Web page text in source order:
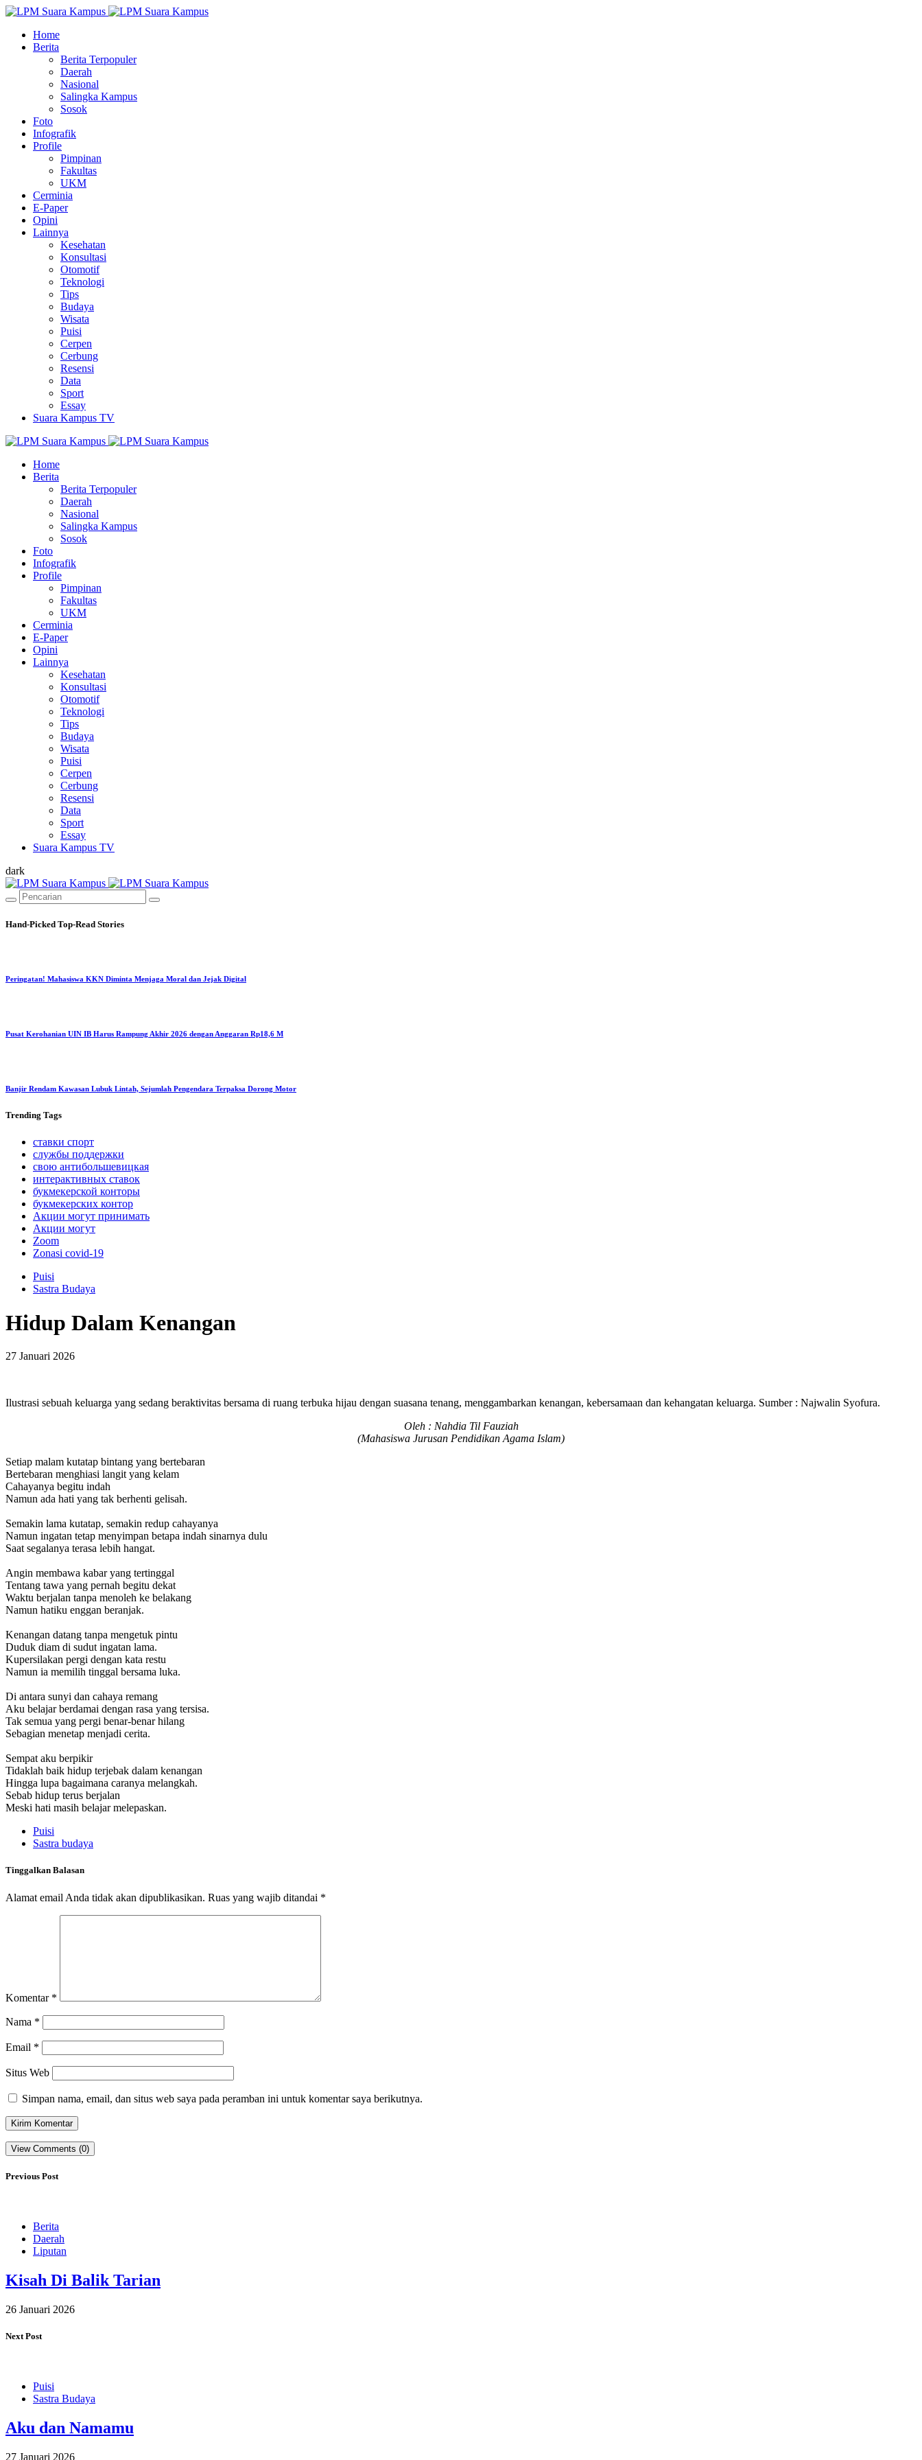
Home
Berita
Berita Terpopuler
Daerah
Nasional
Salingka Kampus
Sosok
Foto
Infografik
Profile
Pimpinan
Fakultas
UKM
Cerminia
E-Paper
Opini
Lainnya
Kesehatan
Konsultasi
Otomotif
Teknologi
Tips
Budaya
Wisata
Puisi
Cerpen
Cerbung
Resensi
Data
Sport
Essay
Suara Kampus TV
Home
Berita
Berita Terpopuler
Daerah
Nasional
Salingka Kampus
Sosok
Foto
Infografik
Profile
Pimpinan
Fakultas
UKM
Cerminia
E-Paper
Opini
Lainnya
Kesehatan
Konsultasi
Otomotif
Teknologi
Tips
Budaya
Wisata
Puisi
Cerpen
Cerbung
Resensi
Data
Sport
Essay
Suara Kampus TV
dark
Hand-Picked Top-Read Stories
Peringatan! Mahasiswa KKN Diminta Menjaga Moral dan Jejak Digital
Pusat Kerohanian UIN IB Harus Rampung Akhir 2026 dengan Anggaran Rp18,6 M
Banjir Rendam Kawasan Lubuk Lintah, Sejumlah Pengendara Terpaksa Dorong Motor
Trending Tags
ставки спорт
службы поддержки
свою антибольшевицкая
интерактивных ставок
букмекерской конторы
букмекерских контор
Акции могут принимать
Акции могут
Zoom
Zonasi covid-19
Puisi
Sastra Budaya
Hidup Dalam Kenangan
27 Januari 2026
Ilustrasi sebuah keluarga yang sedang beraktivitas bersama di ruang terbuka hijau dengan suasana tenang, menggambarkan kenangan, kebersamaan dan kehangatan keluarga. Sumber : Najwalin Syofura.
Oleh : Nahdia Til Fauziah
(Mahasiswa Jurusan Pendidikan Agama Islam)
Setiap malam kutatap bintang yang bertebaran
Bertebaran menghiasi langit yang kelam
Cahayanya begitu indah
Namun ada hati yang tak berhenti gelisah.
Semakin lama kutatap, semakin redup cahayanya
Namun ingatan tetap menyimpan betapa indah sinarnya dulu
Saat segalanya terasa lebih hangat.
Angin membawa kabar yang tertinggal
Tentang tawa yang pernah begitu dekat
Waktu berjalan tanpa menoleh ke belakang
Namun hatiku enggan beranjak.
Kenangan datang tanpa mengetuk pintu
Duduk diam di sudut ingatan lama.
Kupersilakan pergi dengan kata restu
Namun ia memilih tinggal bersama luka.
Di antara sunyi dan cahaya remang
Aku belajar berdamai dengan rasa yang tersisa.
Tak semua yang pergi benar-benar hilang
Sebagian menetap menjadi cerita.
Sempat aku berpikir
Tidaklah baik hidup terjebak dalam kenangan
Hingga lupa bagaimana caranya melangkah.
Sebab hidup terus berjalan
Meski hati masih belajar melepaskan.
Puisi
Sastra budaya
Tinggalkan Balasan
Alamat email Anda tidak akan dipublikasikan. Ruas yang wajib ditandai *
Komentar *
Nama *
Email *
Situs Web
Simpan nama, email, dan situs web saya pada peramban ini untuk komentar saya berikutnya.
View Comments (0)
Previous Post
Berita
Daerah
Liputan
Kisah Di Balik Tarian
26 Januari 2026
Next Post
Puisi
Sastra Budaya
Aku dan Namamu
27 Januari 2026